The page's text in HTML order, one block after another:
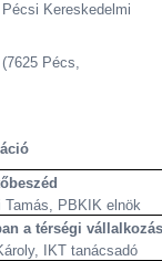
Tamás, PBKIK elnök
a térségi
IKT tanácsadó